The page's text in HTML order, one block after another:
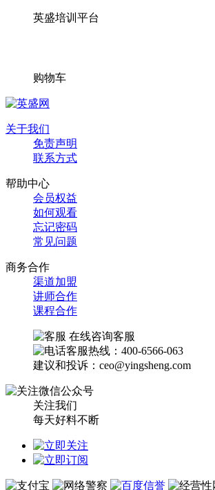
英盛培训平台
购物车
关于我们
免责声明
联系方式
帮助中心
会员权益
如何观看
忘记密码
常见问题
商务合作
渠道加盟
讲师合作
课程合作
在线咨询客服
客服热线：400-6566-063
建议和投诉：ceo@yingsheng.com
关注我们
每天好料不断